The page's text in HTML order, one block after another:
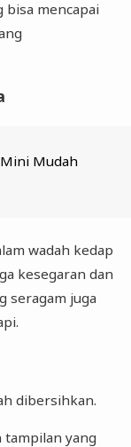
bisa mencapai
Mudah
wadah kedap
kesegaran dan
seragam juga
dibersihkan.
tampilan yang